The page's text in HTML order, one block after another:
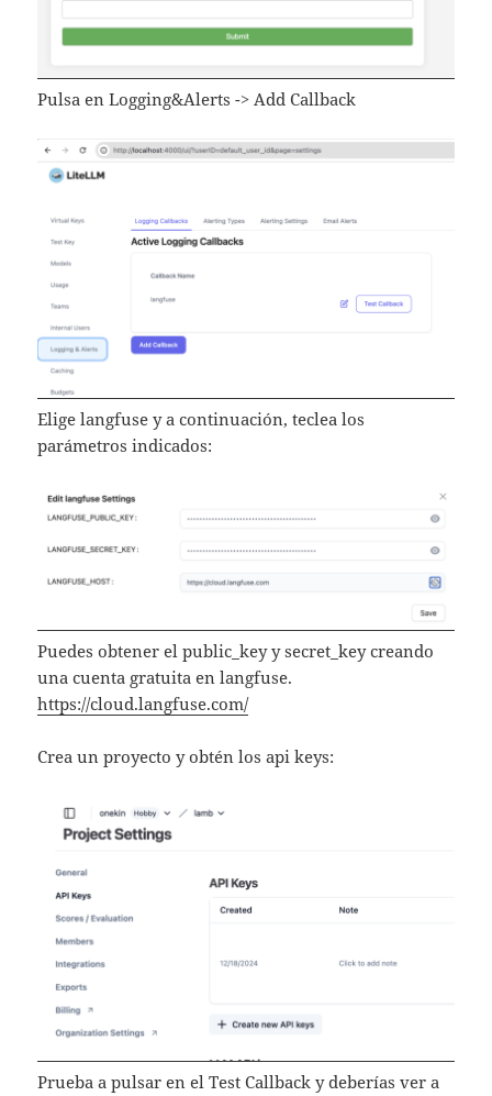
Pulsa en Logging&Alerts -> Add Callback
Elige langfuse y a continuación, teclea los
parámetros indicados:
Puedes obtener el public_key y secret_key creando
una cuenta gratuita en langfuse.
https://cloud.langfuse.com/
Crea un proyecto y obtén los api keys:
Prueba a pulsar en el Test Callback y deberías ver a